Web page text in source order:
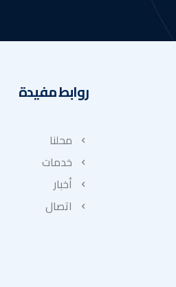
روابط مفيدة
محلنا
خدمات
أخبار
اتصال